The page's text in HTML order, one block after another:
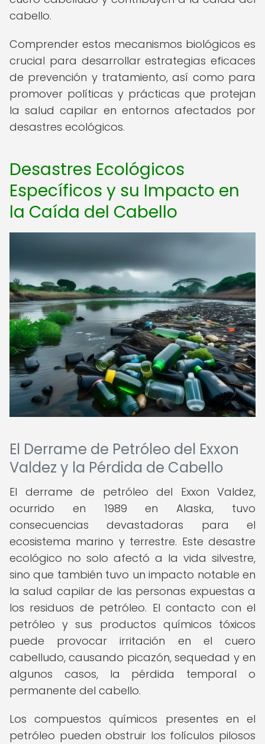
cabello.
Comprender estos mecanismos biológicos es
crucial para desarrollar estrategias eficaces
de prevención y tratamiento, así como para
promover políticas y prácticas que protejan
la salud capilar en entornos afectados por
desastres ecológicos.
Desastres Ecológicos
Específicos y su Impacto en
la Caída del Cabello
El Derrame de Petróleo del Exxon
Valdez y la Pérdida de Cabello
El derrame de petróleo del Exxon Valdez,
ocurrido en 1989 en Alaska, tuvo
consecuencias devastadoras para el
ecosistema marino y terrestre. Este desastre
ecológico no solo afectó a la vida silvestre,
sino que también tuvo un impacto notable en
la salud capilar de las personas expuestas a
los residuos de petróleo. El contacto con el
petróleo y sus productos químicos tóxicos
puede provocar irritación en el cuero
cabelludo, causando picazón, sequedad y en
algunos casos, la pérdida temporal o
permanente del cabello.
Los compuestos químicos presentes en el
petróleo pueden obstruir los folículos pilosos